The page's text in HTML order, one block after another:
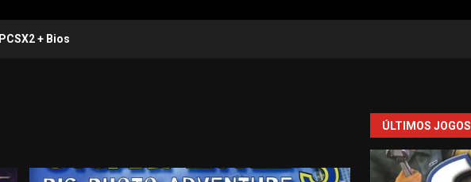
PCSX2 + Bios
ÚLTIMOS JOGOS